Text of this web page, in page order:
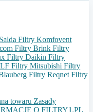
Filtry Komfovent
Filtry Brink Filtry
Filtry Daikin Filtry
Filtry Mitsubishi Filtry
Filtry Reqnet Filtry
towaru Zasady
O FILTRY1.PL